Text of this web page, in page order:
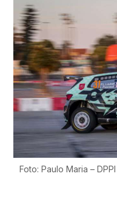
Foto: Paulo Maria – DPPI